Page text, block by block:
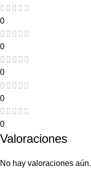
0
0
0
0
0
Valoraciones
No hay valoraciones aún.